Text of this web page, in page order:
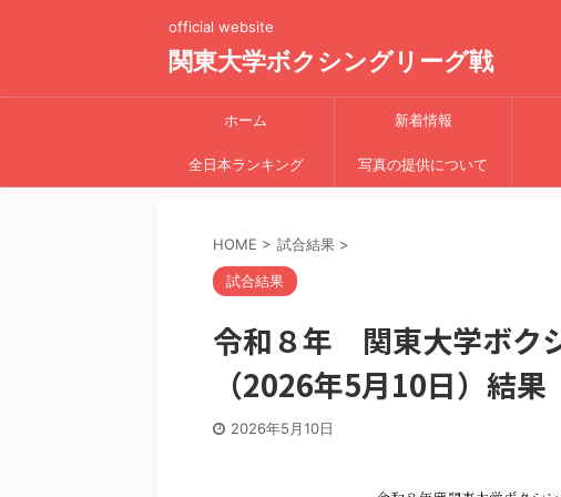
official website
関東大学ボクシングリーグ戦
ホーム 新着情報
全日本ランキング 写真の提供について
HOME > 試合結果 >
試合結果
令和８年 関東大学ボク
（2026年5月10日）結果
2026年5月10日